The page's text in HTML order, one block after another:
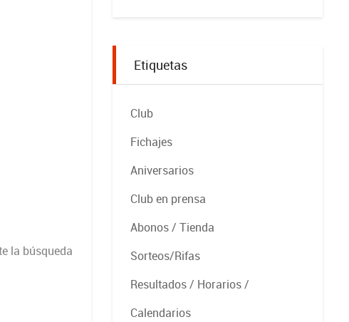
la búsqueda
Etiquetas
Club
Fichajes
Aniversarios
Club en prensa
Abonos / Tienda
Sorteos/Rifas
Resultados / Horarios /
Calendarios